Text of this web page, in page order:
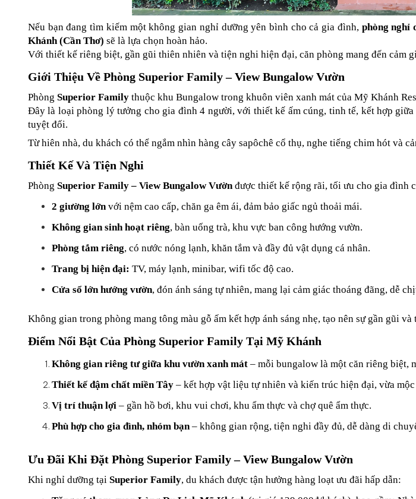
Nếu bạn đang tìm kiếm một không gian nghỉ dưỡng yên bình cho cả gia đình, phòng nghỉ
Khánh (Cần Thơ) sẽ là lựa chọn hoàn hảo.
Với thiết kế riêng biệt, gần gũi thiên nhiên và tiện nghi hiện đại, căn phòng mang đến cảm
Giới Thiệu Về Phòng Superior Family – View Bungalow Vườn
Phòng Superior Family thuộc khu Bungalow trong khuôn viên xanh mát của Mỹ Khánh
Đây là loại phòng lý tưởng cho gia đình 4 người, với thiết kế ấm cúng, tinh tế, kết hợp
tuyệt đối.
Từ hiên nhà, du khách có thể ngắm nhìn hàng cây sapôchê cổ thụ, nghe tiếng chim hót và
Thiết Kế Và Tiện Nghi
Phòng Superior Family – View Bungalow Vườn được thiết kế rộng rãi, tối ưu cho gia đình
2 giường lớn với nệm cao cấp, chăn ga êm ái, đảm bảo giấc ngủ thoải mái.
Không gian sinh hoạt riêng, bàn uống trà, khu vực ban công hướng vườn.
Phòng tắm riêng, có nước nóng lạnh, khăn tắm và đầy đủ vật dụng cá nhân.
Trang bị hiện đại: TV, máy lạnh, minibar, wifi tốc độ cao.
Cửa sổ lớn hướng vườn, đón ánh sáng tự nhiên, mang lại cảm giác thoáng đãng, dễ
Không gian trong phòng mang tông màu gỗ ấm kết hợp ánh sáng nhẹ, tạo nên sự gần gũi
Điểm Nổi Bật Của Phòng Superior Family Tại Mỹ Khánh
Không gian riêng tư giữa khu vườn xanh mát – mỗi bungalow là một căn riêng biệt,
Thiết kế đậm chất miền Tây – kết hợp vật liệu tự nhiên và kiến trúc hiện đại, vừa
Vị trí thuận lợi – gần hồ bơi, khu vui chơi, khu ẩm thực và chợ quê ẩm thực.
Phù hợp cho gia đình, nhóm bạn – không gian rộng, tiện nghi đầy đủ, dễ dàng di
Ưu Đãi Khi Đặt Phòng Superior Family – View Bungalow Vườn
Khi nghỉ dưỡng tại Superior Family, du khách được tận hưởng hàng loạt ưu đãi hấp dẫn: